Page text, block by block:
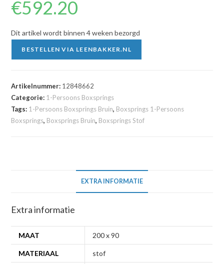
€592.20
Dit artikel wordt binnen 4 weken bezorgd
BESTELLEN VIA LEENBAKKER.NL
Artikelnummer: 12848662
Categorie: 1-Persoons Boxsprings
Tags: 1-Persoons Boxsprings Bruin, Boxsprings 1-Persoons
Boxsprings, Boxsprings Bruin, Boxsprings Stof
EXTRA INFORMATIE
Extra informatie
MAAT 200 x 90
MATERIAAL stof